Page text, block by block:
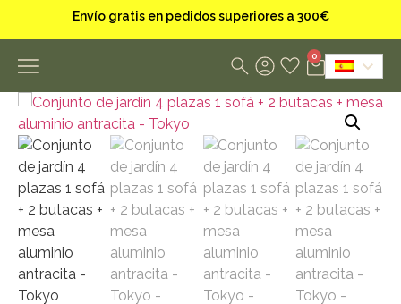
Envío gratis en pedidos superiores a 300€
0